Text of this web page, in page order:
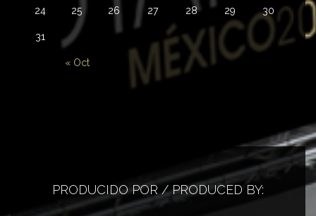
« Oct
24 25 26 27 28 29 30
31
PRODUCIDO POR / PRODUCED BY: